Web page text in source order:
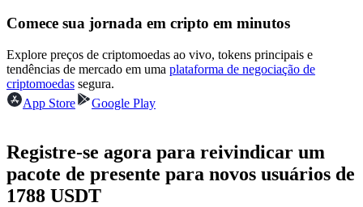
Estratégias de negociação
Aprenda como se manter lucrativo
Comece sua jornada em cripto em minutos
Explore preços de criptomoedas ao vivo, tokens principais e
tendências de mercado em uma plataforma de negociação de
criptomoedas segura.
App Store
Google Play
Registre-se agora para reivindicar um
pacote de presente para novos usuários de
1788 USDT